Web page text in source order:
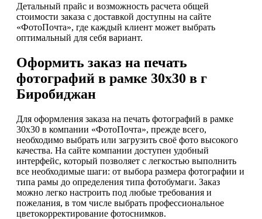
Детальный прайс и возможность расчета общей
стоимости заказа с доставкой доступны на сайте
«ФотоПочта», где каждый клиент может выбрать
оптимальный для себя вариант.
Оформить заказ на печать
фотографий в рамке 30х30 в г
Биробиджан
Для оформления заказа на печать фотографий в рамке
30х30 в компании «ФотоПочта», прежде всего,
необходимо выбрать или загрузить своё фото высокого
качества. На сайте компании доступен удобный
интерфейс, который позволяет с легкостью выполнить
все необходимые шаги: от выбора размера фотографии и
типа рамы до определения типа фотобумаги. Заказ
можно легко настроить под любые требования и
пожелания, в том числе выбрать профессиональное
цветокорректирование фотоснимков.